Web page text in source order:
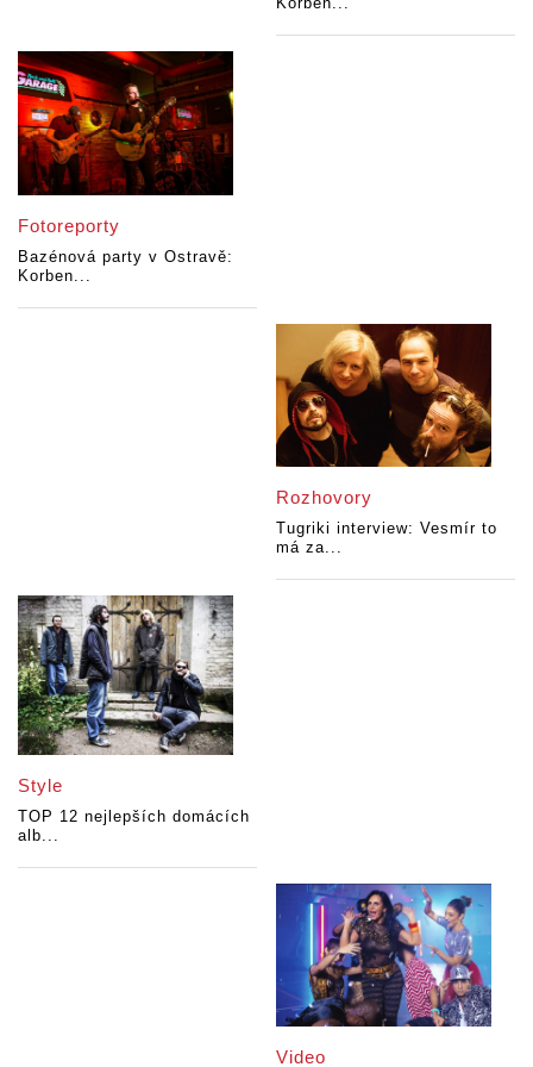
Fotoreporty
Bazénová party v Ostravě:
Korben...
Rozhovory
Tugriki interview: Vesmír to
má za...
Style
TOP 12 nejlepších domácích
alb...
Video